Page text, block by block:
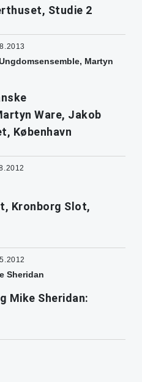
Studie 2
Martyn
Ware, Jakob
København
Kronborg Slot,
Sheridan
Mike Sheridan: